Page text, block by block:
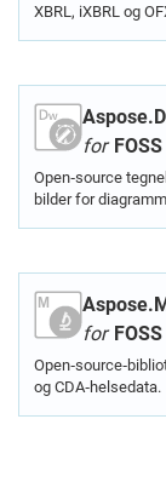
XBRL, iXBRL og
forFOSS
Open‑source
bilder for
forFOSS
og CDA‑helsedata.